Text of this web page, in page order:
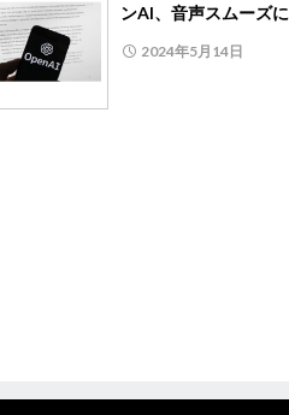
ンAI、音声スムーズに
2024年5月14日